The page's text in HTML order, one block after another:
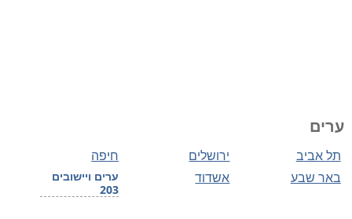
ערים
חיפה ירושלים תל אביב
ערים ויישובים
203
אשדוד באר שבע